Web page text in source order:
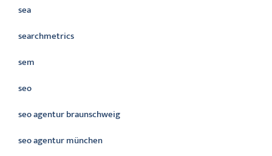
sea
searchmetrics
sem
seo
seo agentur braunschweig
seo agentur münchen